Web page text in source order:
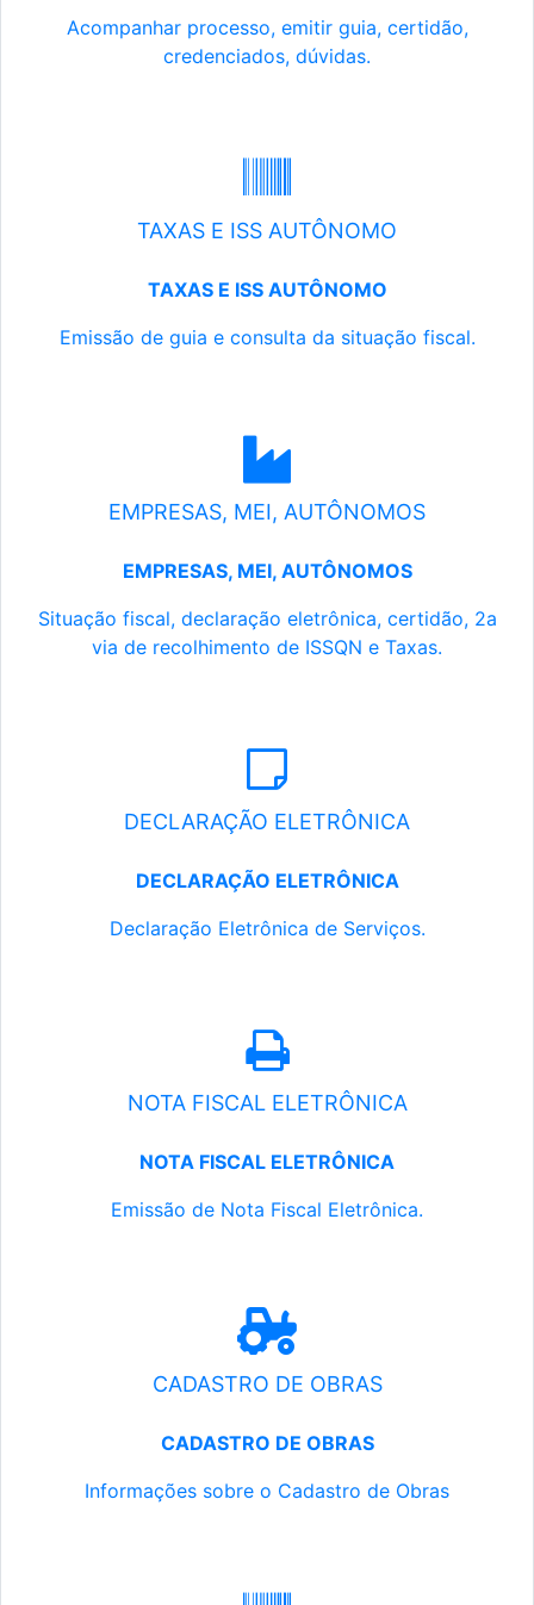
Acompanhar processo, emitir guia, certidão,
credenciados, dúvidas.
TAXAS E ISS AUTÔNOMO
TAXAS E ISS AUTÔNOMO
Emissão de guia e consulta da situação fiscal.
EMPRESAS, MEI, AUTÔNOMOS
EMPRESAS, MEI, AUTÔNOMOS
Situação fiscal, declaração eletrônica, certidão, 2a
via de recolhimento de ISSQN e Taxas.
DECLARAÇÃO ELETRÔNICA
DECLARAÇÃO ELETRÔNICA
Declaração Eletrônica de Serviços.
NOTA FISCAL ELETRÔNICA
NOTA FISCAL ELETRÔNICA
Emissão de Nota Fiscal Eletrônica.
CADASTRO DE OBRAS
CADASTRO DE OBRAS
Informações sobre o Cadastro de Obras